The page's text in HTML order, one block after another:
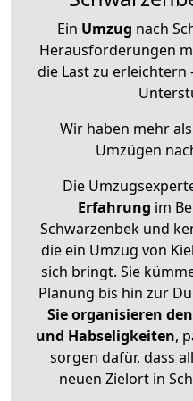
Ein Umzug nach
Herausforderungen
die Last zu
Wir haben mehr
Umzügen
Die
Erfahrung im
Schwarzenbek und
die ein Umzug von
sich bringt. Sie
Planung bis hin zur
Sie organisieren
und Habseligkeiten,
sorgen dafür, dass
neuen Zielort in